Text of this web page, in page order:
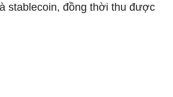
stablecoin, đồng thời thu được